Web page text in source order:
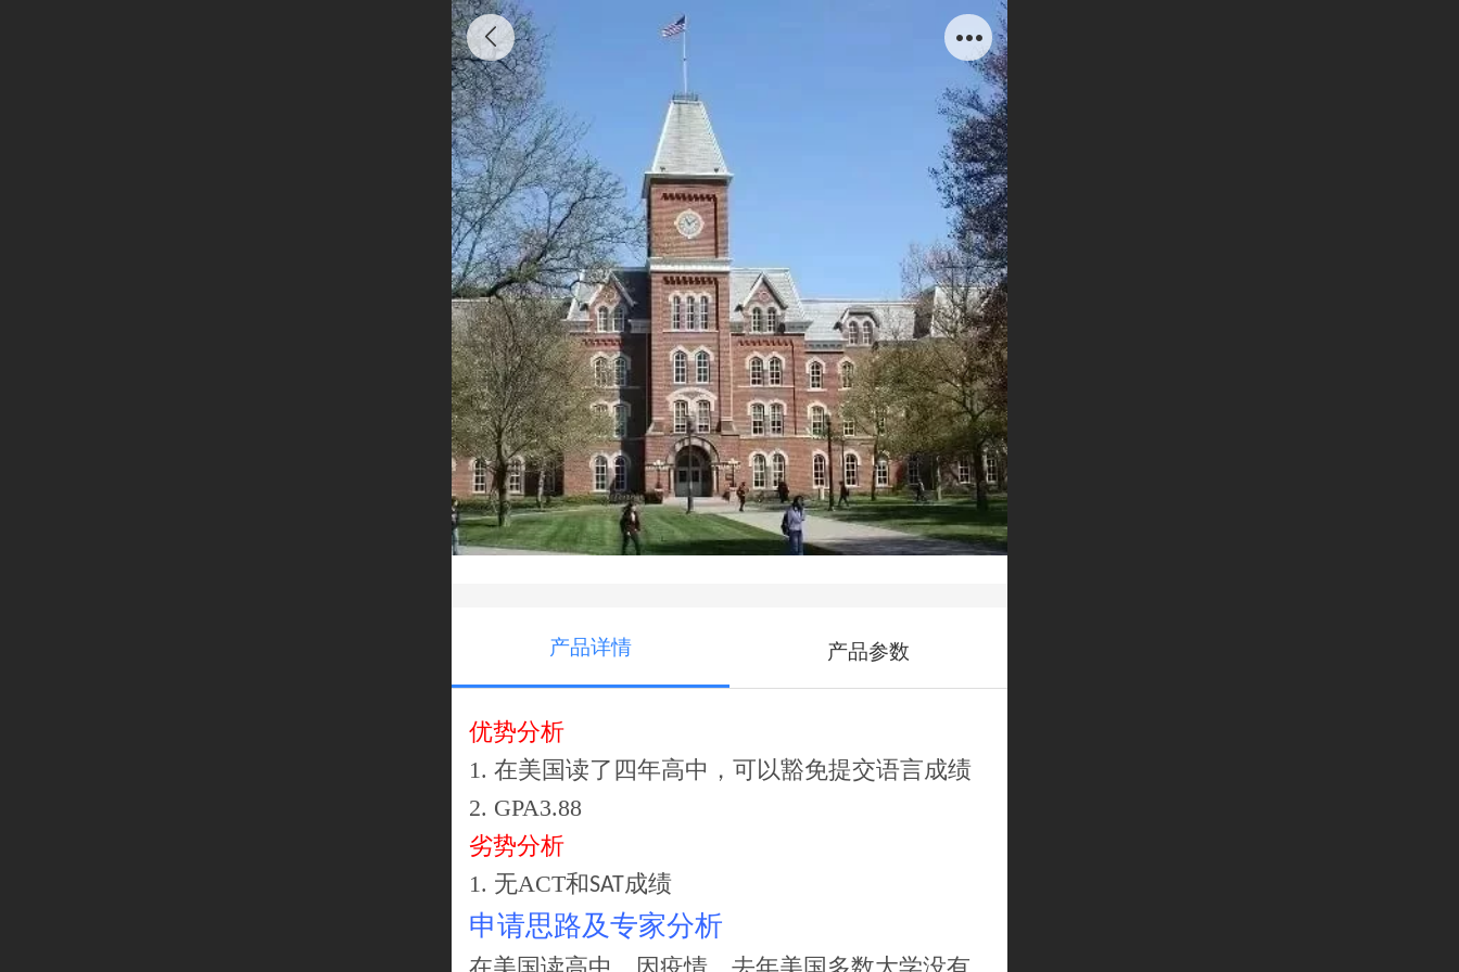
美国俄亥俄州立大学专业录取案例
产品详情 产品参数
优势分析
1. 在美国读了四年高中，可以豁免提交语言成绩
2. GPA3.88
劣势分析
1. 无ACT和SAT成绩
申请思路及专家分析